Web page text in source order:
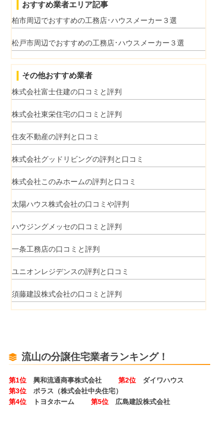
おすすめ業者エリア記事
柏市周辺でおすすめの工務店･ハウスメーカー３選
松戸市周辺でおすすめの工務店･ハウスメーカー３選
その他おすすめ業者
株式会社富士住建の口コミと評判
株式会社東栄住宅の口コミと評判
住友不動産の評判と口コミ
株式会社グッドリビングの評判と口コミ
株式会社このみホームの評判と口コミ
太陽ハウス株式会社の口コミや評判
ハウジングメッセの口コミと評判
一条工務店の口コミと評判
ユニオンレジデンスの評判と口コミ
須藤建設株式会社の口コミと評判
流山の分譲住宅業者ランキング！
第1位 興和流通商事株式会社 第2位
ダイワハウス
第3位
ポラス（株式会社中央住宅）
第4位
トヨタホーム 第5位 広島建設株式会社